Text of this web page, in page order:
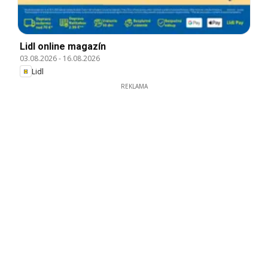
Lidl online magazín
03.08.2026- 16.08.2026
Lidl
REKLAMA